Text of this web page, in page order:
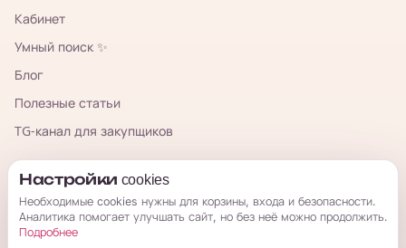
Кабинет
Умный поиск ✨
Блог
Полезные статьи
TG-канал для закупщиков
КорОпт
Настройки cookies
Необходимые cookies нужны для корзины, входа и безопасности.
Аналитика помогает улучшать сайт, но без неё можно продолжить.
Подробнее